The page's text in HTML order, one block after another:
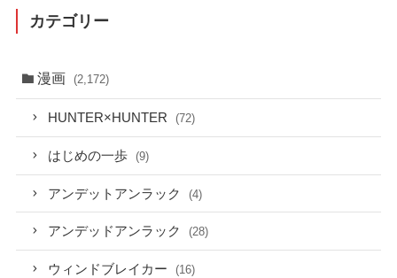
カテゴリー
漫画 (2,172)
HUNTER×HUNTER (72)
はじめの一歩 (9)
アンデットアンラック (4)
アンデッドアンラック (28)
ウィンドブレイカー (16)